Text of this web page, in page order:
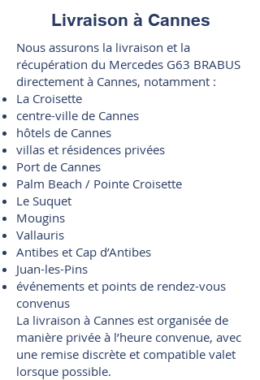
Livraison à Cannes
Nous assurons la livraison et la
récupération du Mercedes G63 BRABUS
directement à Cannes, notamment :
La Croisette
centre-ville de Cannes
hôtels de Cannes
villas et résidences privées
Port de Cannes
Palm Beach / Pointe Croisette
Le Suquet
Mougins
Vallauris
Antibes et Cap d’Antibes
Juan-les-Pins
événements et points de rendez-vous
convenus
La livraison à Cannes est organisée de
manière privée à l’heure convenue, avec
une remise discrète et compatible valet
lorsque possible.